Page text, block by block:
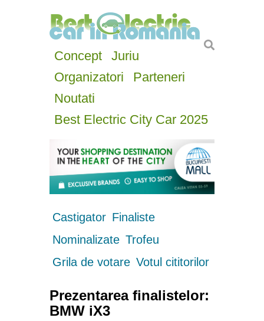
Concept
Juriu
Organizatori
Parteneri
Noutati
Best Electric City Car 2025
Castigator Finaliste
Nominalizate Trofeu
Grila de votare Votul cititorilor
Prezentarea finalistelor:
BMW iX3